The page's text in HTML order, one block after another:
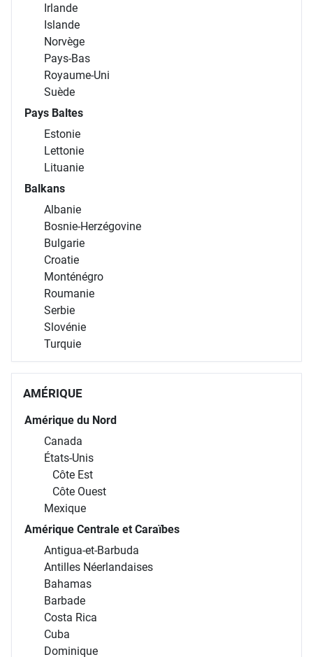
Irlande
Islande
Norvège
Pays-Bas
Royaume-Uni
Suède
Pays Baltes
Estonie
Lettonie
Lituanie
Balkans
Albanie
Bosnie-Herzégovine
Bulgarie
Croatie
Monténégro
Roumanie
Serbie
Slovénie
Turquie
AMÉRIQUE
Amérique du Nord
Canada
États-Unis
Côte Est
Côte Ouest
Mexique
Amérique Centrale et Caraïbes
Antigua-et-Barbuda
Antilles Néerlandaises
Bahamas
Barbade
Costa Rica
Cuba
Dominique